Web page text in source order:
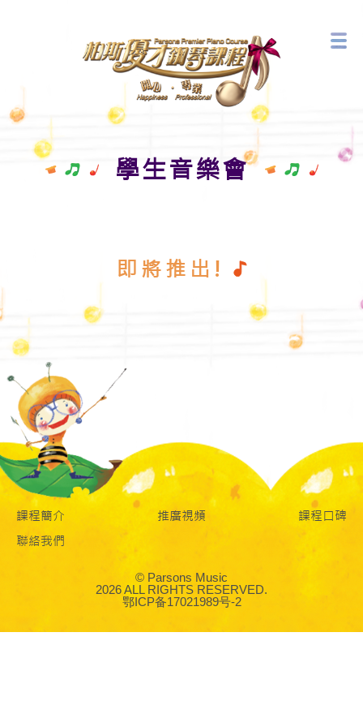
最新活動
音樂藝術中心
學生音樂會
即將推出!
課程簡介 推廣視頻
課程口碑
聯絡我們
© Parsons Music
2026 ALL RIGHTS RESERVED.
鄂ICP备17021989号-2